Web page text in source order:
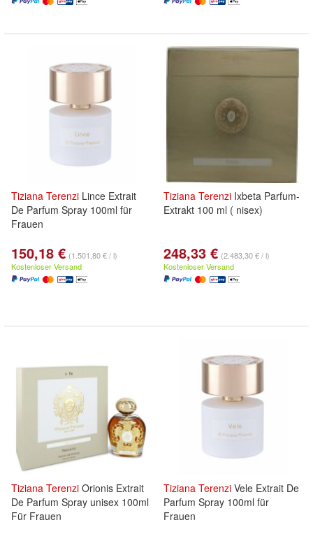
Tiziana Terenzi Lince Extrait
De Parfum Spray 100ml für
Frauen
150,18 € (1.501,80 € / l)
Kostenloser Versand
Tiziana Terenzi Ixbeta Parfum-
Extrakt 100 ml ( nisex)
248,33 € (2.483,30 € / l)
Kostenloser Versand
Tiziana Terenzi Orionis Extrait
De Parfum Spray unisex 100ml
Für Frauen
Tiziana Terenzi Vele Extrait De
Parfum Spray 100ml für
Frauen